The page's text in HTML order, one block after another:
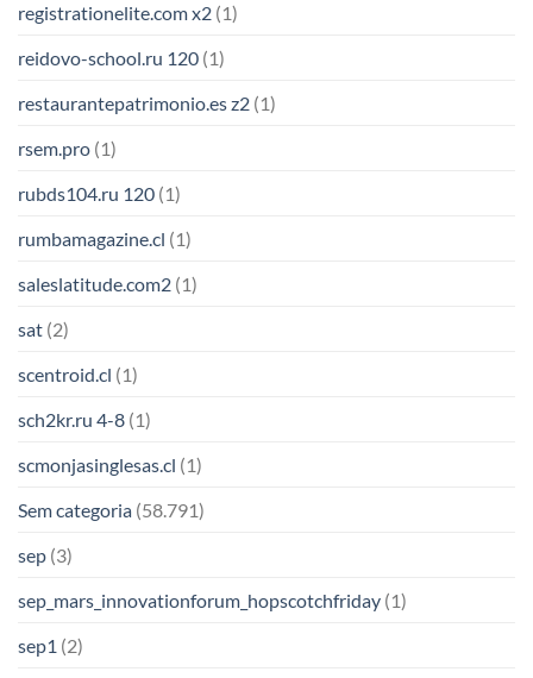
registrationelite.com x2 (1)
reidovo-school.ru 120 (1)
restaurantepatrimonio.es z2 (1)
rsem.pro (1)
rubds104.ru 120 (1)
rumbamagazine.cl (1)
saleslatitude.com2 (1)
sat (2)
scentroid.cl (1)
sch2kr.ru 4-8 (1)
scmonjasinglesas.cl (1)
Sem categoria (58.791)
sep (3)
sep_mars_innovationforum_hopscotchfriday (1)
sep1 (2)